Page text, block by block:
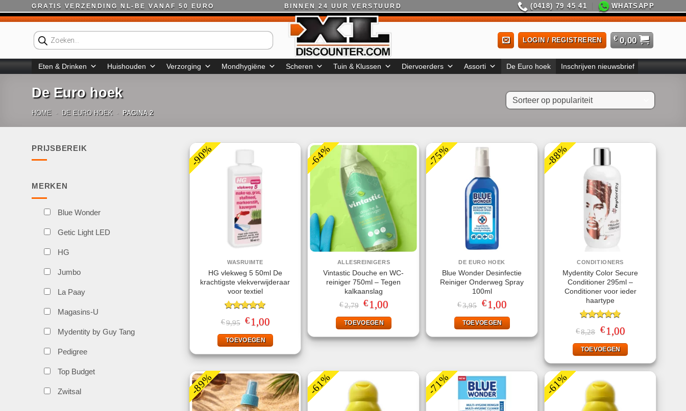
naar
GRATIS VERZENDING NL-BE VANAF 50 EURO BINNEN 24 UUR VERSTUURD (0418) 79 45 41 WHATSAPP
Producten
zoeken
LOGIN / REGISTREREN € 0,00
Eten & Drinken Huishouden Verzorging Mondhygiëne Scheren Tuin & Klussen Diervoerders Assorti De Euro hoek Inschrijven nieuwsbrief
De Euro hoek
HOME - DE EURO HOEK - PAGINA 2
PRIJSBEREIK
MERKEN
Blue Wonder
Getic Light LED
HG
Jumbo
La Paay
Magasins-U
Mydentity by Guy Tang
Pedigree
Top Budget
Zwitsal
-90%
WASRUIMTE
HG vlekweg 5 50ml De
krachtigste vlekverwijderaar
voor textiel
Gewaardeerd
5.00uit 5
€9,95 Oorspronkelijke
prijs
was:
€9,95.
€ 1,00Huidige
prijs
is:
€1,00.
TOEVOEGEN
-64%
ALLESREINIGERS
Vintastic Douche en WC-
reiniger 750ml – Tegen
kalkaanslag
€2,79 Oorspronkelijke
prijs
was:
€2,79.
€ 1,00Huidige
prijs
is:
€1,00.
TOEVOEGEN
-75%
DE EURO HOEK
Blue Wonder Desinfectie
Reiniger Onderweg Spray
100ml
€3,95 Oorspronkelijke
prijs
was:
€3,95.
€ 1,00Huidige
prijs
is:
€1,00.
TOEVOEGEN
-88%
CONDITIONERS
Mydentity Color Secure
Conditioner 295ml –
Conditioner voor ieder
haartype
Gewaardeerd
4.83uit 5
€8,28
Oorspronkelijke
prijs
was:
€8,28.
€ 1,00Huidige
prijs
is:
€1,00.
TOEVOEGEN
-89% -61% -71% -61%